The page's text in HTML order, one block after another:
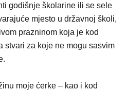
godišnje školarine ili se sele
mjesto u državnoj školi,
prazninom koja je kod
stvari za koje ne mogu sasvim
moje ćerke – kao i kod